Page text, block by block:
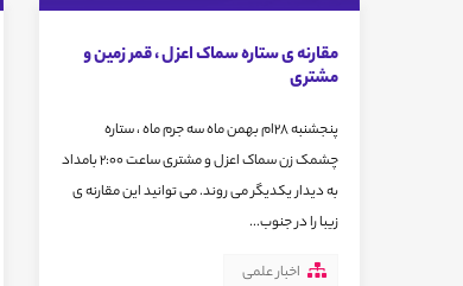
مقارنه ی ستاره سماک اعزل ، قمر زمین و
مشتری
پنجشنبه 28ام بهمن ماه سه جرم ماه ، ستاره
چشمک زن سماک اعزل و مشتری ساعت 2:00 بامداد
به دیدار یکدیگر می روند. می توانید این مقارنه ی
زیبا را در جنوب...
اخبار علمی